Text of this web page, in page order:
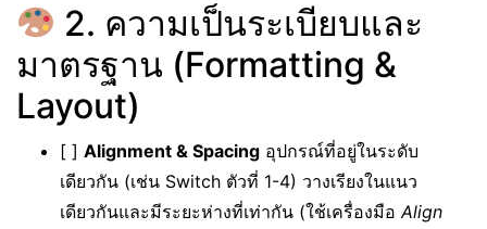
2. ความเป็นระเบียบและ
มาตรฐาน (Formatting &
Layout)
[ ] Alignment & Spacing อุปกรณ์ที่อยู่ในระดับ
เดียวกัน (เช่น Switch ตัวที่ 1-4) วางเรียงในแนว
เดียวกันและมีระยะห่างที่เท่ากัน (ใช้เครื่องมือ Align